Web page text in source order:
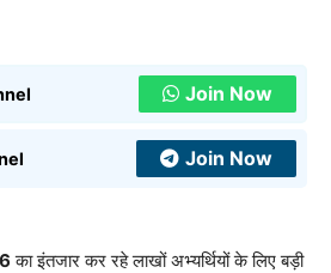
Join Now
Join Now
का इंतजार कर रहे लाखों अभ्यर्थियों के लिए बड़ी